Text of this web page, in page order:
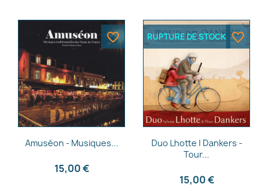
Aperçu rapide
Amuséon - Musiques...
15,00 €
favorite_border
 Aperçu rapide
Duo Lhotte | Dankers -
Tour...
15,00 €
RUPTURE DE STOCK favorite_border